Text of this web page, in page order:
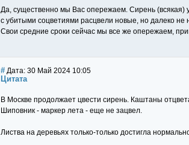
Да, существенно мы Вас опережаем. Сирень (всякая)
с убитыми соцветиями расцвели новые, но далеко не
Свои средние сроки сейчас мы все же опережаем,
# Дата: 30 Май 2024 10:05
Цитата
В Москве продолжает цвести сирень. Каштаны
Шиповник - маркер лета - еще не зацвел.
Листва на деревьях только-только достигла